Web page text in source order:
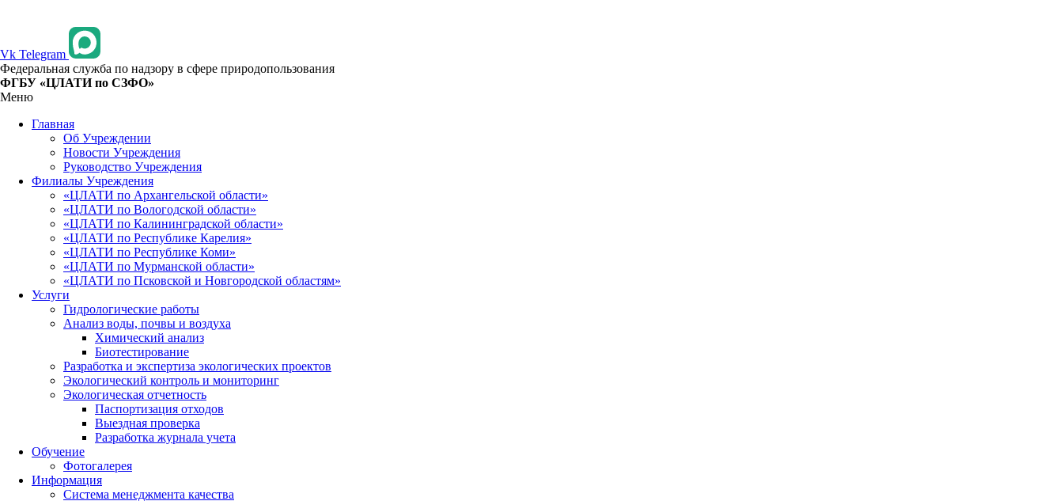
Vk Telegram
Федеральная служба по надзору в сфере природопользования
ФГБУ «ЦЛАТИ по СЗФО»
Меню
Главная
Об Учреждении
Новости Учреждения
Руководство Учреждения
Филиалы Учреждения
«ЦЛАТИ по Архангельской области»
«ЦЛАТИ по Вологодской области»
«ЦЛАТИ по Калининградской области»
«ЦЛАТИ по Республике Карелия»
«ЦЛАТИ по Республике Коми»
«ЦЛАТИ по Мурманской области»
«ЦЛАТИ по Псковской и Новгородской областям»
Услуги
Гидрологические работы
Анализ воды, почвы и воздуха
Химический анализ
Биотестирование
Разработка и экспертиза экологических проектов
Экологический контроль и мониторинг
Экологическая отчетность
Паспортизация отходов
Выездная проверка
Разработка журнала учета
Обучение
Фотогалерея
Информация
Система менеджмента качества